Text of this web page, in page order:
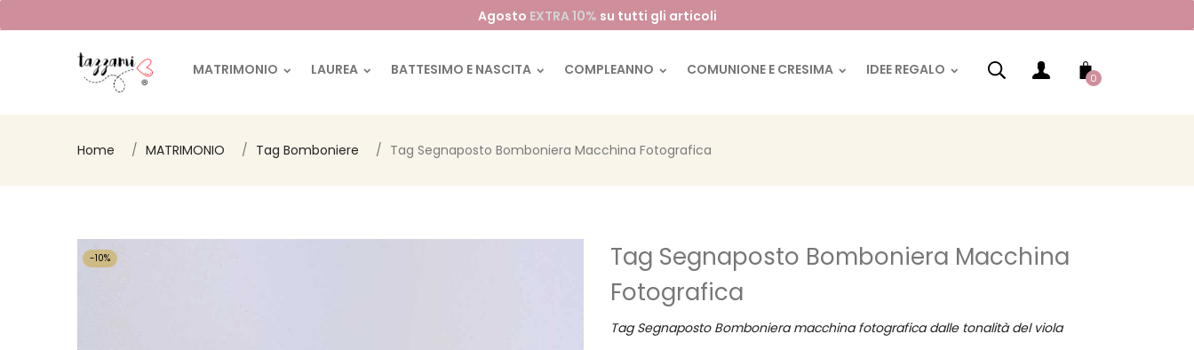
Agosto EXTRA 10% su tutti gli articoli
MATRIMONIO LAUREA BATTESIMO E NASCITA COMPLEANNO COMUNIONE E CRESIMA IDEE REGALO 0
Home MATRIMONIO Tag Bomboniere Tag Segnaposto Bomboniera Macchina Fotografica
-10%
Tag Segnaposto Bomboniera Macchina
Fotografica
Tag Segnaposto Bomboniera macchina fotografica dalle tonalità del viola